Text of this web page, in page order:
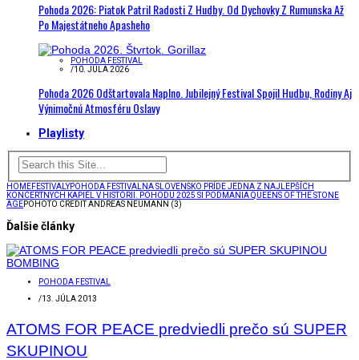
Pohoda 2026: Piatok Patril Radosti Z Hudby. Od Dychovky Z Rumunska Až
Po Majestátneho Apasheho
POHODA FESTIVAL
/10. JÚLA 2026
Pohoda 2026 Odštartovala Naplno. Jubilejný Festival Spojil Hudbu, Rodiny Aj
Výnimočnú Atmosféru Oslavy
Playlisty
HOMEFESTIVALYPOHODA FESTIVAL
NA SLOVENSKO PRÍDE JEDNA Z NAJLEPŠÍCH
KONCERTNÝCH KAPIEL V HISTÓRII. POHODU 2025 SI PODMANIA QUEENS OF THE STONE
AGEPOHOTO CREDIT ANDREAS NEUMANN (3)
Ďalšie články
POHODA FESTIVAL
/13. JÚLA 2013
ATOMS FOR PEACE predviedli prečo sú SUPER
SKUPINOU